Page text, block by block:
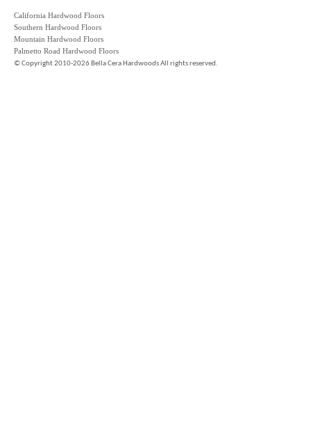
California Hardwood Floors
Southern Hardwood Floors
Mountain Hardwood Floors
Palmetto Road Hardwood Floors
©Copyright 2010-2026 Bella Cera Hardwoods All rights reserved.